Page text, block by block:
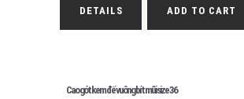
DETAILS ADD TO CART
Cao gót kem đế vuông bít mũi size 36